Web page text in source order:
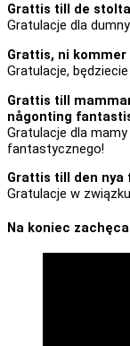
Grattis till de
Gratulacje dla
Grattis, ni
Gratulacje,
Grattis till
någonting
Gratulacje dla
fantastycznego!
Grattis till den
Gratulacje w
Na koniec